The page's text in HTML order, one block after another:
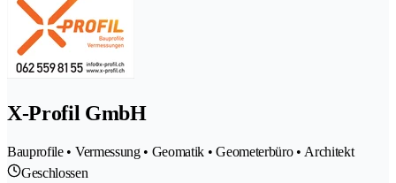
X-Profil GmbH
Bauprofile • Vermessung • Geomatik • Geometerbüro • Architekt
Geschlossen